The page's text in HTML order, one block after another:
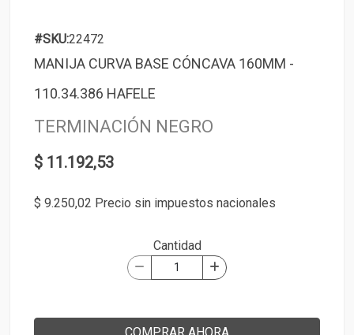
#SKU:22472
MANIJA CURVA BASE CÓNCAVA 160MM -
110.34.386 HAFELE
TERMINACIÓN NEGRO
$ 11.192,53
$ 9.250,02 Precio sin impuestos nacionales
Cantidad